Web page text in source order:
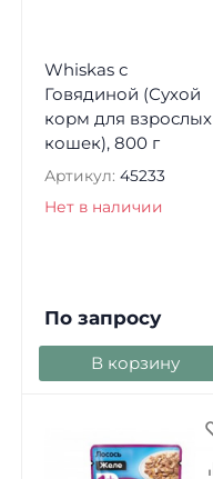
Whiskas с
Говядиной (Сухой
корм для взрослых
кошек), 800 г
Артикул: 45233
Нет в наличии
По запросу
В корзину